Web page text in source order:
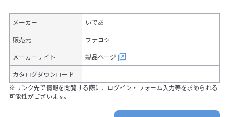
メーカー いであ
販売元 フナコシ
メーカーサイト 製品ページ
カタログダウンロード
※リンク先で情報を閲覧する際に、ログイン・フォーム入力等を求められる
可能性がございます。